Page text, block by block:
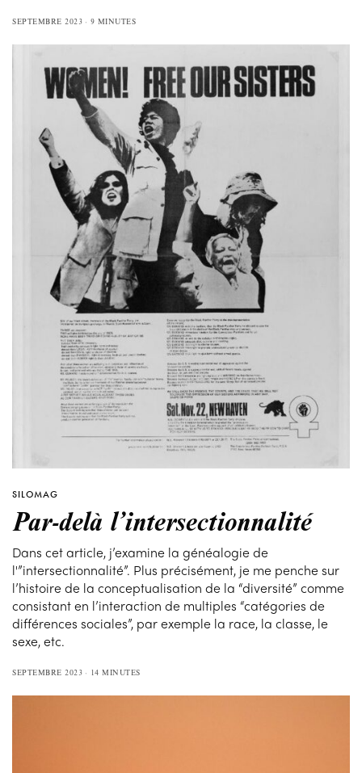
SEPTEMBRE 2023 9 MINUTES
SILOMAG
Par-delà l’intersectionnalité
Dans cet article, j’examine la généalogie de
l'”intersectionnalité”. Plus précisément, je me penche sur
l’histoire de la conceptualisation de la “diversité” comme
consistant en l’interaction de multiples “catégories de
différences sociales”, par exemple la race, la classe, le
sexe, etc.
SEPTEMBRE 2023 14 MINUTES